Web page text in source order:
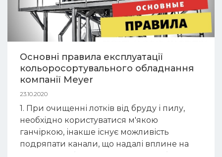
Основні правила експлуатації
кольоросортувального обладнання
компанії Meyer
23.10.2020
1. При очищенні лотків від бруду і пилу,
необхідно користуватися м'якою
ганчіркою, інакше існує можливість
подряпати канали, що надалі вплине на